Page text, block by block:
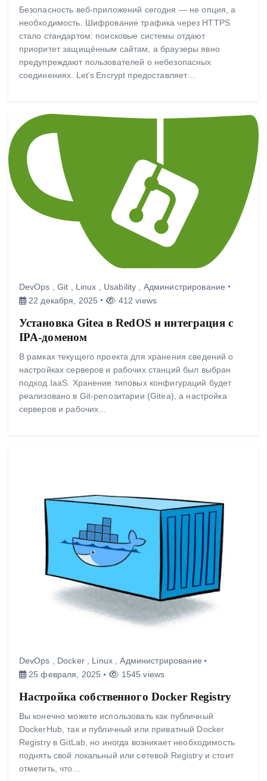
Безопасность веб‑приложений сегодня — не опция, а
необходимость. Шифрование трафика через HTTPS
стало стандартом: поисковые системы отдают
приоритет защищённым сайтам, а браузеры явно
предупреждают пользователей о небезопасных
соединениях. Let’s Encrypt предоставляет…
DevOps Git Linux Usability
Администрирование
22 декабря, 2025
412 views
Установка Gitea в RedOS и интеграция с
IPA-доменом
В рамках текущего проекта для хранения сведений о
настройках серверов и рабочих станций был выбран
подход IaaS. Хранение типовых конфигураций будет
реализовано в Git-репозитарии (Gitea), а настройка
серверов и рабочих…
DevOps Docker, Linux,Администрирование
25 февраля, 2025
1545 views
Настройка собственного Docker Registry
Вы конечно можете использовать как публичный
DockerHub, так и публичный или приватный Docker
Registry в GitLab, но иногда возникает необходимость
поднять свой локальный или сетевой Registry и стоит
отметить, что…